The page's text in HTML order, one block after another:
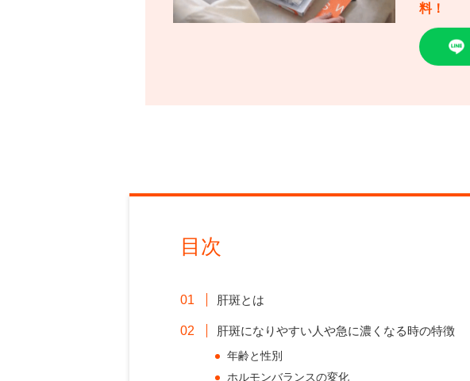
料！
目次
肝斑とは
肝斑になりやすい人や急に濃くなる時の特徴
年齢と性別
ホルモンバランスの変化